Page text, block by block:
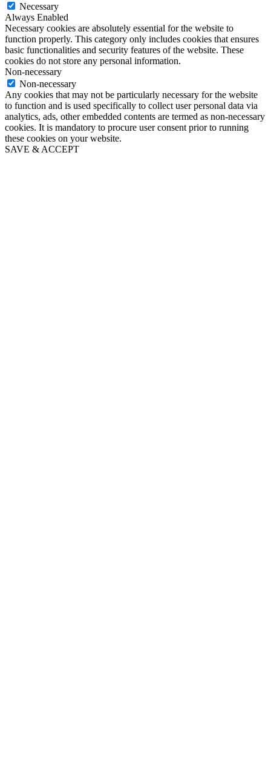
Necessary
Always Enabled
Necessary cookies are absolutely essential for the website to
function properly. This category only includes cookies that ensures
basic functionalities and security features of the website. These
cookies do not store any personal information.
Non-necessary
Non-necessary
Any cookies that may not be particularly necessary for the website
to function and is used specifically to collect user personal data via
analytics, ads, other embedded contents are termed as non-necessary
cookies. It is mandatory to procure user consent prior to running
these cookies on your website.
SAVE & ACCEPT